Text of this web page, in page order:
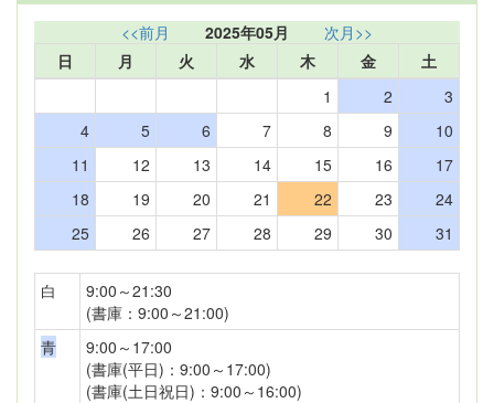
<<前月 2025年05月
次月>>
日
月 火 水 木 金
土
1
2
3
4
5 6 7 8 9
10
11
12 13 14 15 16
17
18
19 20 21 22 23
24
25
26 27 28 29 30 31
白
9:00～21:30
(書庫：9:00～21:00)
青
9:00～17:00
(書庫(平日)：9:00～17:00)
(書庫(土日祝日)：9:00～16:00)